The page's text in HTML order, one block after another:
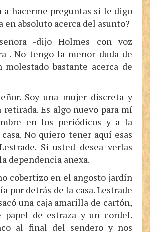
a hacerme preguntas si le digo
en absoluto acerca del asunto?
-dijo Holmes con voz
. No tengo la menor duda de
molestado bastante acerca de
Soy una mujer discreta y
Es algo nuevo para mí
en los periódicos y a la
No quiero tener aquí esas
Si usted desea verlas
dependencia anexa.
cobertizo en el angosto jardín
por detrás de la casa. Lestrade
una caja amarilla de cartón,
papel de estraza y un cordel.
al final del sendero y nos